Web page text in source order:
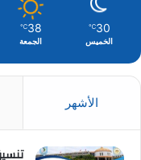
30
℃
الخميس
38
℃
الجمعة
الأشهر